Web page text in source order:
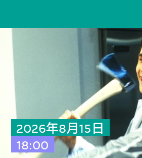
2026年8月15日
18:00